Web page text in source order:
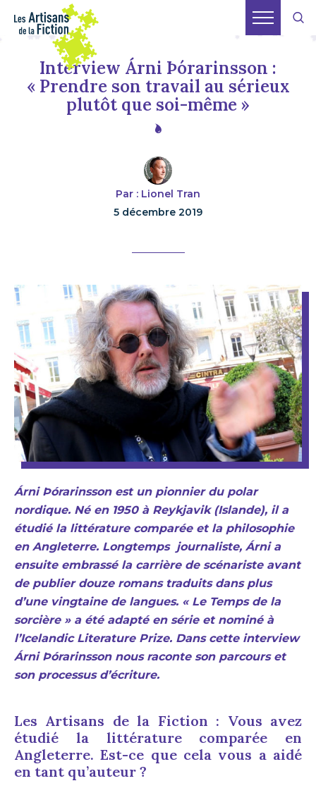
Interview Árni Þórarinsson :
« Prendre son travail au sérieux
plutôt que soi-même »
Par : Lionel Tran
5 décembre 2019
Árni Þórarinsson est un pionnier du polar
nordique. Né en 1950 à Reykjavik (Islande), il a
étudié la littérature comparée et la philosophie
en Angleterre. Longtemps journaliste, Árni a
ensuite embrassé la carrière de scénariste avant
de publier douze romans traduits dans plus
d’une vingtaine de langues. « Le Temps de la
sorcière » a été adapté en série et nominé à
l’Icelandic Literature Prize. Dans cette interview
Árni Þórarinsson nous raconte son parcours et
son processus d’écriture.
Les Artisans de la Fiction : Vous avez
étudié la littérature comparée en
Angleterre. Est-ce que cela vous a aidé
en tant qu’auteur ?